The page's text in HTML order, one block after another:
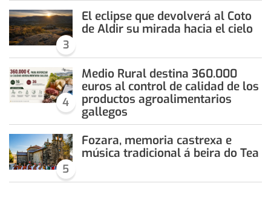
3
El eclipse que devolverá al Coto
de Aldir su mirada hacia el cielo
4
Medio Rural destina 360.000
euros al control de calidad de los
productos agroalimentarios
gallegos
5
Fozara, memoria castrexa e
música tradicional á beira do Tea